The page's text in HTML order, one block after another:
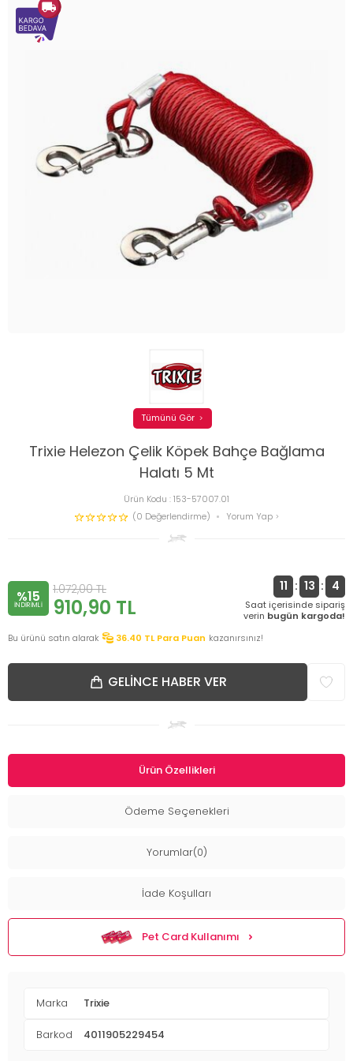
Trixie Helezon Çelik Köpek Bahçe Bağlama
Halatı 5 Mt
Ürün Kodu :153-57007.01
(0 Değerlendirme)
Yorum Yap
Tümünü Gör
%15
INDIRIMLI
1.072,00TL
910,90 TL
11 : 13 : 3
Saat içerisinde sipariş
verin bugün kargoda!
Bu ürünü satın alarak
36.40 TL Para Puan kazanırsınız!
GELINCE HABER VER
Ürün Özellikleri
Ödeme Seçenekleri
Yorumlar(0)
İade Koşulları
Pet Card Kullanımı
Marka Trixie
Barkod 4011905229454